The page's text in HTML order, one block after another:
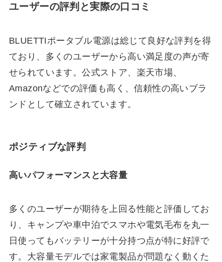
ユーザーの評判と実際の口コミ
BLUETTIポータブル電源は総じて良好な評判を得
ており、多くのユーザーから高い満足度の声が寄
せられています。公式ストア、楽天市場、
Amazonなどでの評価も高く、信頼性の高いブラ
ンドとして確立されています。
ポジティブな評判
高いパフォーマンスと大容量
多くのユーザーが期待を上回る性能と評価してお
り、キャンプや車中泊でスマホや電気毛布を丸一
日使ってもバッテリーが十分持つ点が特に好評で
す。大容量モデルでは家電製品が問題なく動くた